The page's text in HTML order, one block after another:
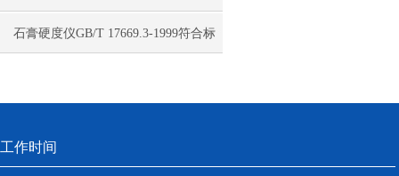
石膏硬度仪GB/T 17669.3-1999符合标
工作时间